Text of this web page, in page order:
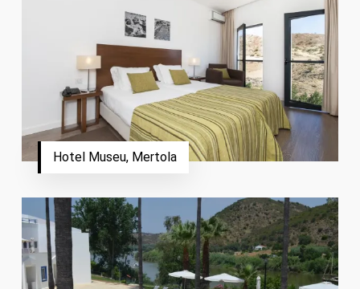
Hotel Museu, Mertola